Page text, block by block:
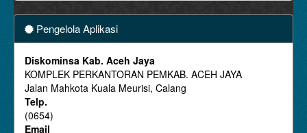
Pengelola Aplikasi
Diskominsa Kab. Aceh Jaya
KOMPLEK PERKANTORAN PEMKAB. ACEH JAYA
Jalan Mahkota Kuala Meurisi, Calang
Telp.
(0654)
Email